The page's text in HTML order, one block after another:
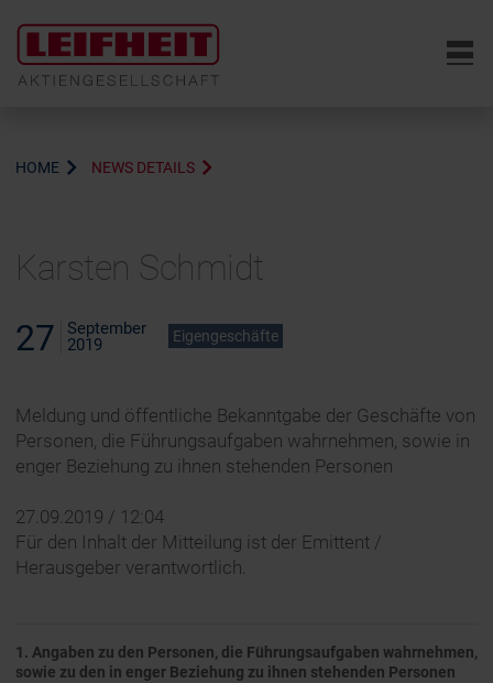
6
HOME NEWS DETAILS
Karsten Schmidt
27
September
2019
Eigengeschäfte
Meldung und öffentliche Bekanntgabe der Geschäfte von
Personen, die Führungsaufgaben wahrnehmen, sowie in
enger Beziehung zu ihnen stehenden Personen
27.09.2019 / 12:04
Für den Inhalt der Mitteilung ist der Emittent /
Herausgeber verantwortlich.
1. Angaben zu den Personen, die Führungsaufgaben wahrnehmen,
sowie zu den in enger Beziehung zu ihnen stehenden Personen